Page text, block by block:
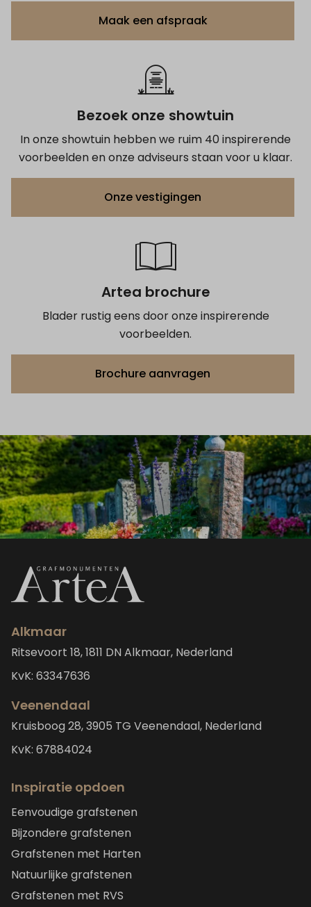
Maak een afspraak
Bezoek onze showtuin
In onze showtuin hebben we ruim 40 inspirerende
voorbeelden en onze adviseurs staan voor u klaar.
Onze vestigingen
Artea brochure
Blader rustig eens door onze inspirerende
voorbeelden.
Brochure aanvragen
Alkmaar
Ritsevoort 18, 1811 DN Alkmaar, Nederland
KvK: 63347636
Veenendaal
Kruisboog 28, 3905 TG Veenendaal, Nederland
KvK: 67884024
Inspiratie opdoen
Eenvoudige grafstenen
Bijzondere grafstenen
Grafstenen met Harten
Natuurlijke grafstenen
Grafstenen met RVS